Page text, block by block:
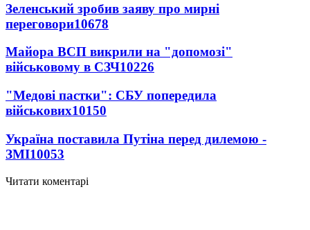
Зеленський зробив заяву про мирні
переговори10678
Майора ВСП викрили на "допомозі"
військовому в СЗЧ10226
"Медові пастки": СБУ попередила
військових10150
Україна поставила Путіна перед дилемою -
ЗМІ10053
Читати коментарі